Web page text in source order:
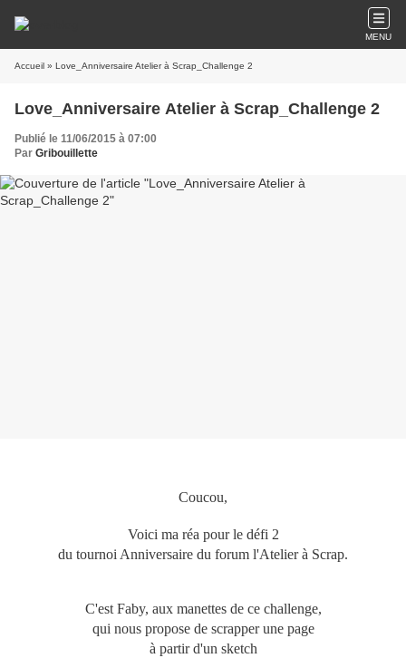
MENU
Accueil » Love_Anniversaire Atelier à Scrap_Challenge 2
Love_Anniversaire Atelier à Scrap_Challenge 2
Publié le 11/06/2015 à 07:00
Par Gribouillette
Coucou,
Voici ma réa pour le défi 2
du tournoi Anniversaire du forum l'Atelier à Scrap.
C'est Faby, aux manettes de ce challenge,
qui nous propose de scrapper une page
à partir d'un sketch